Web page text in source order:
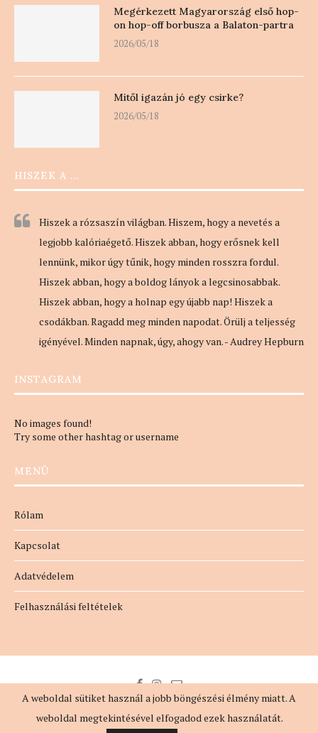
Megérkezett Magyarország első hop-
on hop-off borbusza a Balaton-partra
2026/05/18
Mitől igazán jó egy csirke?
2026/05/18
HISZEK A …
Hiszek a rózsaszín világban. Hiszem, hogy a nevetés a
legjobb kalóriaégető. Hiszek abban, hogy erősnek kell
lennünk, mikor úgy tűnik, hogy minden rosszra fordul.
Hiszek abban, hogy a boldog lányok a legcsinosabbak.
Hiszek abban, hogy a holnap egy újabb nap! Hiszek a
csodákban. Ragadd meg minden napodat. Örülj a teljesség
igényével. Minden napnak, úgy, ahogy van. - Audrey Hepburn
INSTAGRAM
No images found!
Try some other hashtag or username
MENÜ
Rólam
Kapcsolat
Adatvédelem
Felhasználási feltételek
A weboldal sütiket használ a jobb böngészési élmény miatt. A
weboldal megtekintésével elfogadod ezek használatát.